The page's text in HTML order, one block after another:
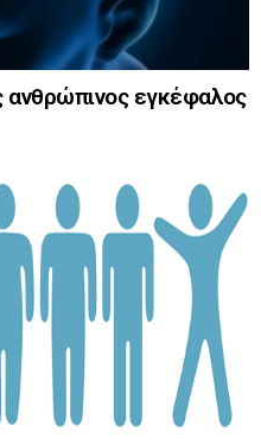
εγκέφαλος